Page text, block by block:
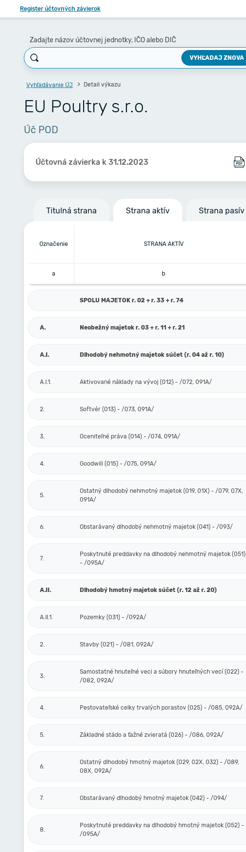
Register účtovných závierok
Zadajte názov účtovnej jednotky, IČO alebo DIČ
VYHĽADAJ ZNOVA
Vyhľadávanie ÚJ Detail výkazu
EU Poultry s.r.o.
Úč POD
Účtovná závierka k 31.12.2023
Titulná strana Strana aktív Strana pasív
Označenie STRANA AKTÍV
a b
SPOLU MAJETOK r. 02 + r. 33 + r. 74
A. Neobežný majetok r. 03 + r. 11 + r. 21
A.I. Dlhodobý nehmotný majetok súčet (r. 04 až r. 10)
A.I.1. Aktivované náklady na vývoj (012) - /072, 091A/
2. Softvér (013) - /073, 091A/
3. Oceniteľné práva (014) - /074, 091A/
4. Goodwill (015) - /075, 091A/
5.
Ostatný dlhodobý nehmotný majetok (019, 01X) - /079, 07X,
091A/
6. Obstarávaný dlhodobý nehmotný majetok (041) - /093/
7.
Poskytnuté preddavky na dlhodobý nehmotný majetok (051)
- /095A/
A.II. Dlhodobý hmotný majetok súčet (r. 12 až r. 20)
A.II.1. Pozemky (031) - /092A/
2. Stavby (021) - /081, 092A/
3.
Samostatné hnuteľné veci a súbory hnuteľných vecí (022) -
/082, 092A/
4. Pestovateľské celky trvalých porastov (025) - /085, 092A/
5. Základné stádo a ťažné zvieratá (026) - /086, 092A/
6.
Ostatný dlhodobý hmotný majetok (029, 02X, 032) - /089,
08X, 092A/
7. Obstarávaný dlhodobý hmotný majetok (042) - /094/
8.
Poskytnuté preddavky na dlhodobý hmotný majetok (052) -
/095A/